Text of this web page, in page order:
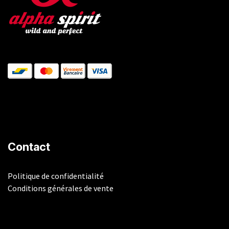
Contact
Politique de confidentialité
Conditions générales de vente